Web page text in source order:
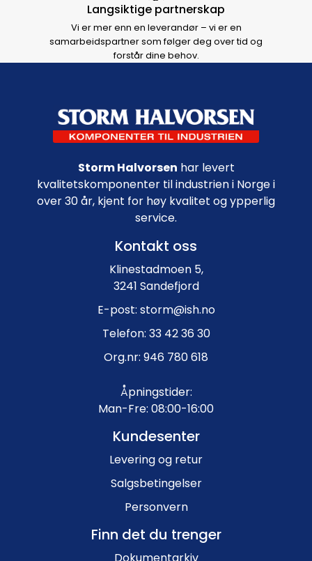
Langsiktige partnerskap
Vi er mer enn en leverandør – vi er en
samarbeidspartner som følger deg over tid og
forstår dine behov.
Footer navigation
Storm Halvorsen har levert
kvalitetskomponenter til industrien i Norge i
over 30 år, kjent for høy kvalitet og ypperlig
service.
Kontakt oss
Klinestadmoen 5,
3241 Sandefjord
E-post: storm@ish.no
Telefon: 33 42 36 30
Org.nr: 946 780 618
Åpningstider:
Man-Fre: 08:00-16:00
Kundesenter
Levering og retur
Salgsbetingelser
Personvern
Finn det du trenger